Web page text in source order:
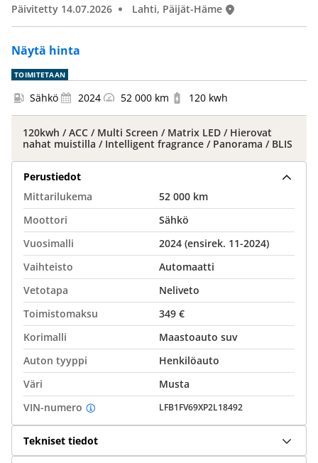
Näytä hinta
Päivitetty 14.07.2026
Lahti, Päijät-Häme
TOIMITETAAN
Sähkö 2024 52 000 km 120 kwh
120kwh / ACC / Multi Screen / Matrix LED / Hierovat
nahat muistilla / Intelligent fragrance / Panorama / BLIS
Perustiedot
Mittarilukema
52 000 km
Moottori
Sähkö
Vuosimalli
2024 (ensirek. 11-2024)
Vaihteisto
Automaatti
Vetotapa
Neliveto
Toimistomaksu
349 €
Korimalli
Maastoauto suv
Auton tyyppi
Henkilöauto
Väri
Musta
VIN-numero
LFB1FV69XP2L18492
Tekniset tiedot